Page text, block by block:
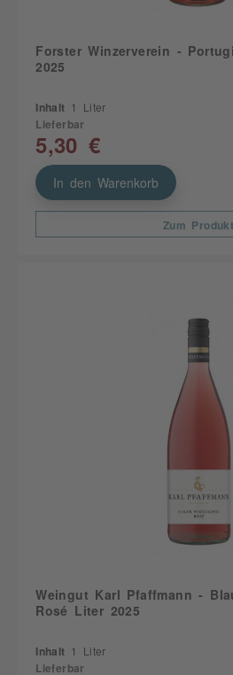
Forster Winzerverein -
2025
Inhalt 1 Liter
Lieferbar
5,30 €
In den Warenkorb
Zum Produkt
Weingut Karl Pfaffmann -
Rosé Liter 2025
Inhalt 1 Liter
Lieferbar